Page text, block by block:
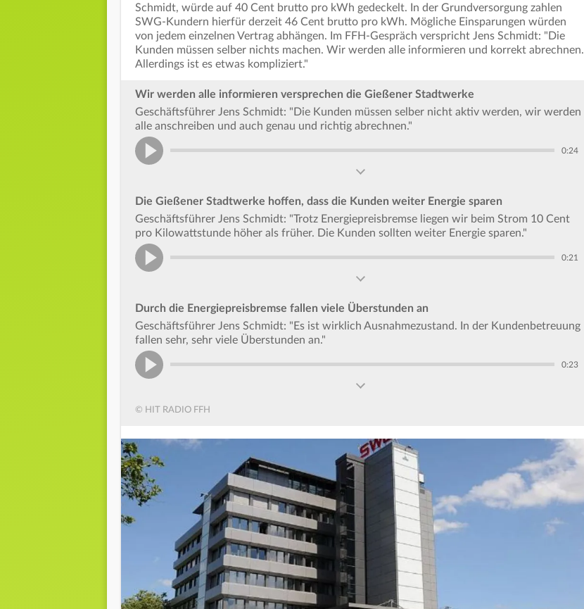
Schmidt, würde auf 40 Cent brutto pro kWh gedeckelt. In der Grundversorgung zahlen
SWG-Kundern hierfür derzeit 46 Cent brutto pro kWh. Mögliche Einsparungen würden
von jedem einzelnen Vertrag abhängen. Im FFH-Gespräch verspricht Jens Schmidt: "Die
Kunden müssen selber nichts machen. Wir werden alle informieren und korrekt abrechnen.
Allerdings ist es etwas kompliziert."
Wir werden alle informieren versprechen die Gießener Stadtwerke
Geschäftsführer Jens Schmidt: "Die Kunden müssen selber nicht aktiv werden, wir werden
alle anschreiben und auch genau und richtig abrechnen."
0:24
Die Gießener Stadtwerke hoffen, dass die Kunden weiter Energie sparen
Geschäftsführer Jens Schmidt: "Trotz Energiepreisbremse liegen wir beim Strom 10 Cent
pro Kilowattstunde höher als früher. Die Kunden sollten weiter Energie sparen."
0:21
Durch die Energiepreisbremse fallen viele Überstunden an
Geschäftsführer Jens Schmidt: "Es ist wirklich Ausnahmezustand. In der Kundenbetreuung
fallen sehr, sehr viele Überstunden an."
0:23
© HIT RADIO FFH